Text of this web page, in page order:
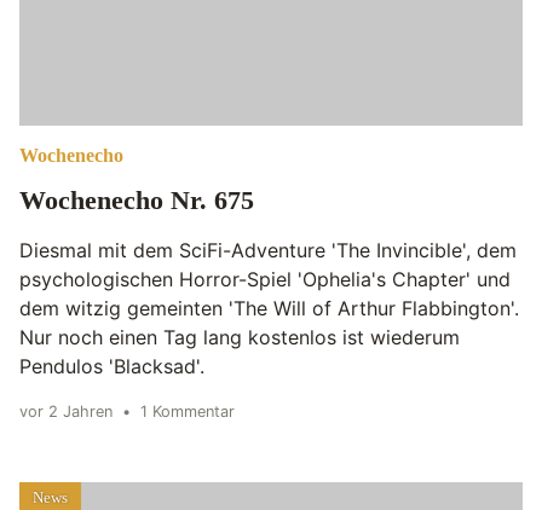
Wochenecho
Wochenecho Nr. 675
Diesmal mit dem SciFi-Adventure 'The Invincible', dem
psychologischen Horror-Spiel 'Ophelia's Chapter' und
dem witzig gemeinten 'The Will of Arthur Flabbington'.
Nur noch einen Tag lang kostenlos ist wiederum
Pendulos 'Blacksad'.
vor 2 Jahren • 1 Kommentar
News